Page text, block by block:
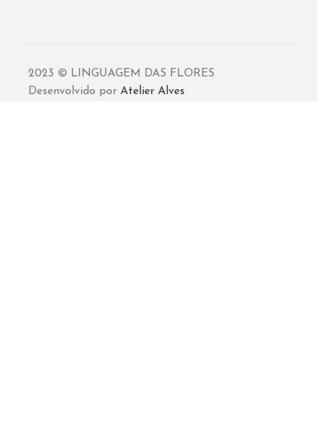
2023 © LINGUAGEM DAS FLORES
Desenvolvido por Atelier Alves